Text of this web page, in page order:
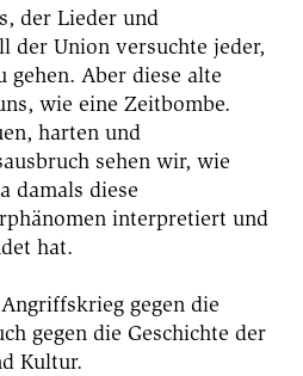
der Lieder und
der Union versuchte jeder,
gehen. Aber diese alte
wie eine Zeitbombe.
harten und
sehen wir, wie
damals diese
interpretiert und
hat.
gegen die
gegen die Geschichte der
Kultur.